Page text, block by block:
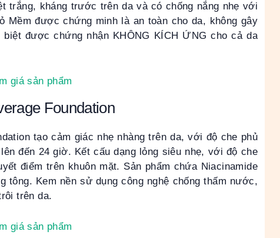
trắng, kháng trước trên da và có chống nắng nhẹ với
Mềm được chứng minh là an toàn cho da, không gây
được chứng nhận KHÔNG KÍCH ỨNG cho cả da
giá sản phẩm
Foundation
tạo cảm giác nhẹ nhàng trên da, với độ che phủ
đến 24 giờ. Kết cấu dạng lỏng siêu nhẹ, với độ che
điểm trên khuôn mặt. Sản phẩm chứa Niacinamide
tông. Kem nền sử dụng công nghệ chống thấm nước,
trên da.
giá sản phẩm